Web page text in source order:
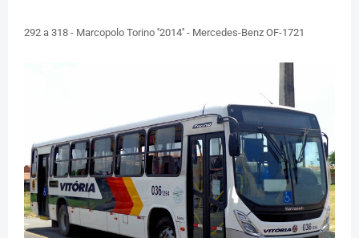
292 a 318 - Marcopolo Torino ''2014'' - Mercedes-Benz OF-1721